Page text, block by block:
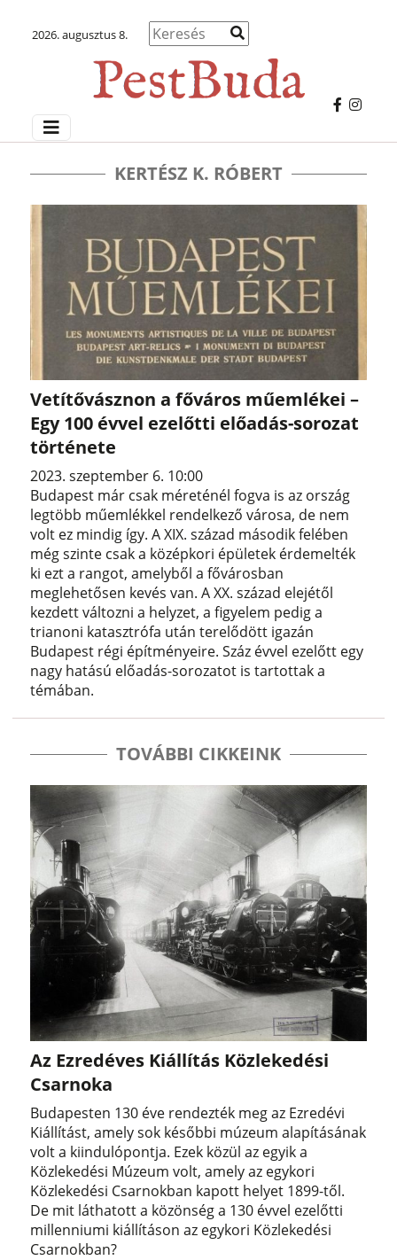
2026. augusztus 8.
KERTÉSZ K. RÓBERT
Vetítővásznon a főváros műemlékei –
Egy 100 évvel ezelőtti előadás-sorozat
története
2023. szeptember 6. 10:00
Budapest már csak méreténél fogva is az ország
legtöbb műemlékkel rendelkező városa, de nem
volt ez mindig így. A XIX. század második felében
még szinte csak a középkori épületek érdemelték
ki ezt a rangot, amelyből a fővárosban
meglehetősen kevés van. A XX. század elejétől
kezdett változni a helyzet, a figyelem pedig a
trianoni katasztrófa után terelődött igazán
Budapest régi építményeire. Száz évvel ezelőtt egy
nagy hatású előadás-sorozatot is tartottak a
témában.
TOVÁBBI CIKKEINK
Az Ezredéves Kiállítás Közlekedési
Csarnoka
Budapesten 130 éve rendezték meg az Ezredévi
Kiállítást, amely sok későbbi múzeum alapításának
volt a kiindulópontja. Ezek közül az egyik a
Közlekedési Múzeum volt, amely az egykori
Közlekedési Csarnokban kapott helyet 1899-től.
De mit láthatott a közönség a 130 évvel ezelőtti
millenniumi kiállításon az egykori Közlekedési
Csarnokban?